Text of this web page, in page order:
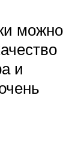
можно
и